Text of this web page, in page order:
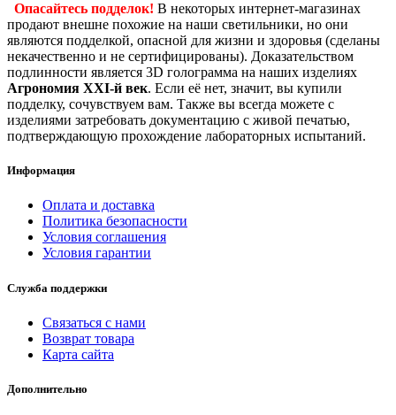
Опасайтесь подделок! В некоторых интернет-магазинах
продают внешне похожие на наши светильники, но они
являются подделкой, опасной для жизни и здоровья (сделаны
некачественно и не сертифицированы). Доказательством
подлинности является 3D голограмма на наших изделиях
Агрономия XXI-й век. Если её нет, значит, вы купили
подделку, сочувствуем вам. Также вы всегда можете с
изделиями затребовать документацию с живой печатью,
подтверждающую прохождение лабораторных испытаний.
Информация
Оплата и доставка
Политика безопасности
Условия соглашения
Условия гарантии
Служба поддержки
Связаться с нами
Возврат товара
Карта сайта
Дополнительно